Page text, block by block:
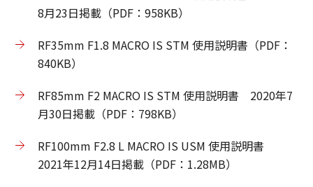
8月23日掲載（PDF：958KB）
RF35mm F1.8 MACRO IS STM 使用説明書（PDF：
840KB）
RF85mm F2 MACRO IS STM 使用説明書 2020年7
月30日掲載（PDF：798KB）
RF100mm F2.8 L MACRO IS USM 使用説明書
2021年12月14日掲載（PDF：1.28MB）